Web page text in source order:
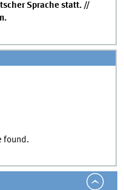
Sprache statt. //
found.